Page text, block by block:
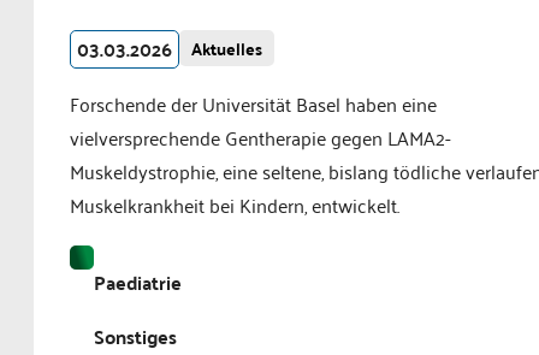
03.03.2026 Aktuelles
Forschende der Universität Basel haben eine
vielversprechende Gentherapie gegen LAMA2-
Muskeldystrophie, eine seltene, bislang tödliche
Muskelkrankheit bei Kindern, entwickelt.
Paediatrie
Sonstiges